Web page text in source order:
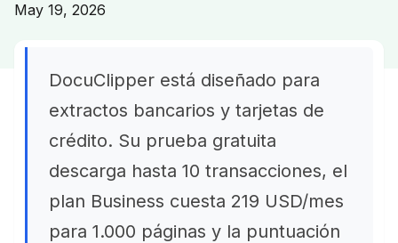
May 19, 2026
DocuClipper está diseñado para
extractos bancarios y tarjetas de
crédito. Su prueba gratuita
descarga hasta 10 transacciones, el
plan Business cuesta 219 USD/mes
para 1.000 páginas y la puntuación